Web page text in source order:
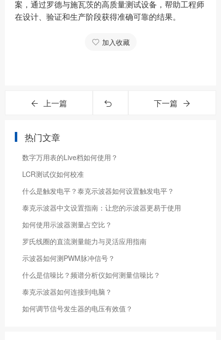
案，通过罗德与施瓦茨的高质量测试设备，帮助工程师
在设计、验证和生产阶段获得准确可靠的结果。
加入收藏
上一篇 下一篇
热门文章
数字万用表的Live档如何使用？
LCR测试仪如何校准
什么是触发电平？泰克示波器如何设置触发电平？
泰克示波器中文设置指南：让您的示波器更易于使用
如何使用示波器测量占空比？
罗氏线圈的直流测量能力与灵活应用指南
示波器如何测PWM脉冲信号？
什么是信噪比？频谱分析仪如何测量信噪比？
泰克示波器如何连接到电脑？
如何调节信号发生器的电压有效值？